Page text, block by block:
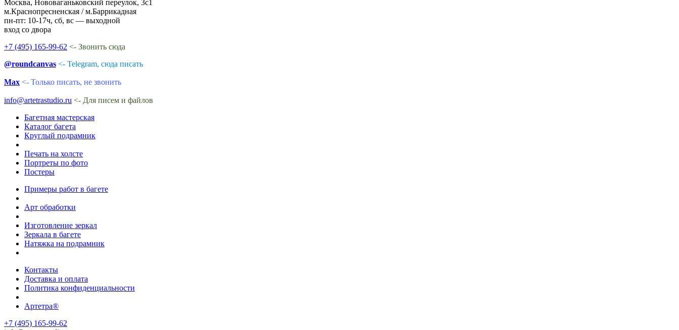
Москва, Нововаганьковский переулок, 3с1
м.Краснопресненская / м.Баррикадная
пн-пт: 10-17ч, сб, вс — выходной
вход со двора
+7 (495) 165-99-62 <- Звонить сюда
@roundcanvas <- Telegram, сюда писать
Max <- Только писать, не звонить
info@artetrastudio.ru <- Для писем и файлов
Багетная мастерская
Каталог багета
Круглый подрамник
Печать на холсте
Портреты по фото
Постеры
Примеры работ в багете
Арт обработки
Изготовление зеркал
Зеркала в багете
Натяжка на подрамник
Контакты
Доставка и оплата
Политика конфиденциальности
Артетра®
+7 (495) 165-99-62